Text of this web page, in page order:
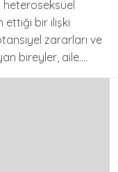
heteroseksüel
ettiği bir ilişki
zararları ve
bireyler, aile….